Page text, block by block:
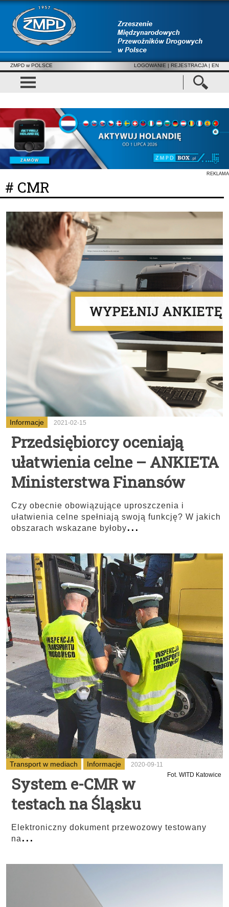
ZMPD w POLSCE LOGOWANIE | REJESTRACJA | EN
REKLAMA
# CMR
Informacje 2021-02-15
Przedsiębiorcy oceniają
ułatwienia celne – ANKIETA
Ministerstwa Finansów
Czy obecnie obowiązujące uproszczenia i
ułatwienia celne spełniają swoją funkcję? W jakich
obszarach wskazane byłoby...
Transport w mediach Informacje
2020-09-11
Fot. WITD Katowice
System e-CMR w
testach na Śląsku
Elektroniczny dokument przewozowy testowany
na...